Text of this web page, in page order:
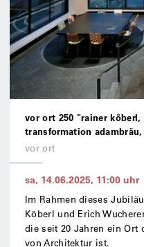
vor ort 250 "rainer
transformation
vor ort
sa, 14.06.2025, 11:00 uhr
Im Rahmen dieses
Köberl und Erich
die seit 20 Jahren ein Ort
von Architektur ist.